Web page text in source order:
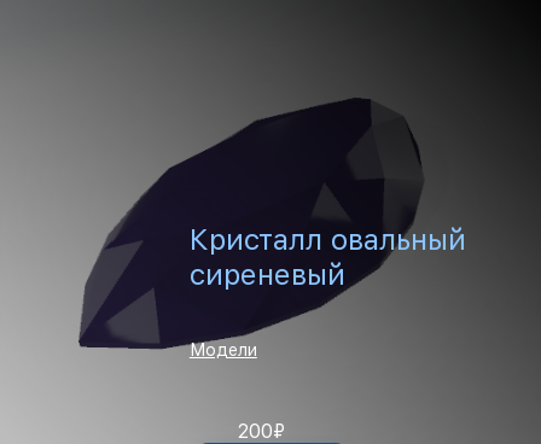
Кристалл овальный
сиреневый
Модели
200₽